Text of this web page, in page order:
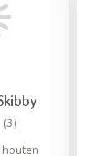
(3)